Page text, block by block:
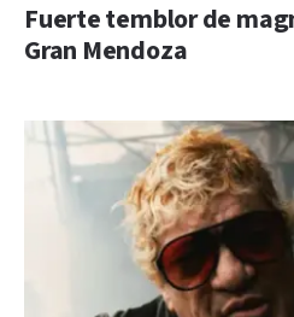
Fuerte temblor de
Gran Mendoza